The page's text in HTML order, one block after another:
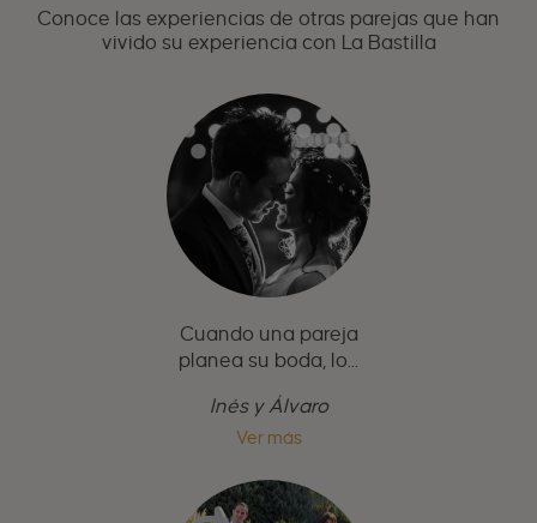
Conoce las experiencias de otras parejas que han
vivido su experiencia con La Bastilla
Cuando una pareja
planea su boda, lo...
Inés y Álvaro
Ver más